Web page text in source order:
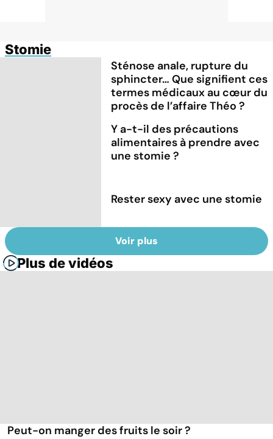
Stomie
Sténose anale, rupture du
sphincter… Que signifient ces
termes médicaux au cœur du
procès de l’affaire Théo ?
Y a-t-il des précautions
alimentaires à prendre avec
une stomie ?
Rester sexy avec une stomie
Voir plus
Plus de vidéos
Peut-on manger des fruits le soir ?